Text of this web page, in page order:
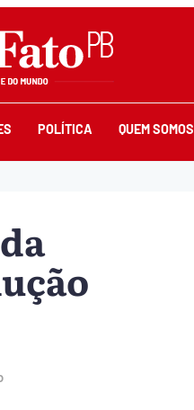
POLÍTICA QUEM SOMOS